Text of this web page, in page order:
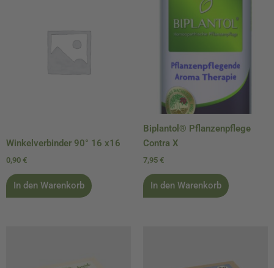
Winkelverbinder 90° 16 x16
0,90 €
In den Warenkorb
Biplantol® Pflanzenpflege
Contra X
7,95 €
In den Warenkorb